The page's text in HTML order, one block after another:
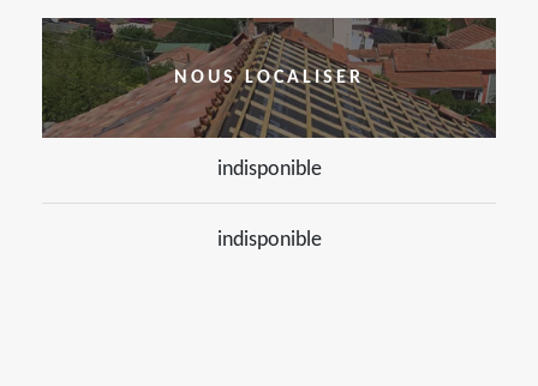
NOUS LOCALISER
indisponible
indisponible